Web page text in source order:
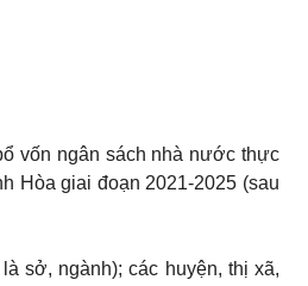
vốn ngân sách nhà nước thực
Hòa giai đoạn 2021-2025 (sau
sở, ngành); các huyện, thị xã,